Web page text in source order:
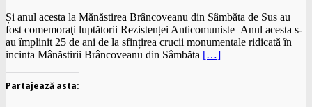
Și anul acesta la Mănăstirea Brâncoveanu din Sâmbăta de Sus au
fost comemoraţi luptătorii Rezistenței Anticomuniste Anul acesta s-
au împlinit 25 de ani de la sfințirea crucii monumentale ridicată în
incinta Mânăstirii Brâncoveanu din Sâmbăta […]
Partajează asta: